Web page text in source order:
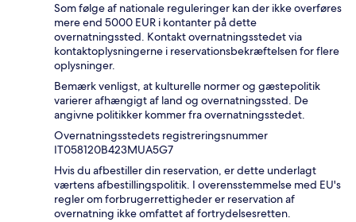
Som følge af nationale reguleringer kan der ikke overføres
mere end 5000 EUR i kontanter på dette
overnatningssted. Kontakt overnatningsstedet via
kontaktoplysningerne i reservationsbekræftelsen for flere
oplysninger.
Bemærk venligst, at kulturelle normer og gæstepolitik
varierer afhængigt af land og overnatningssted. De
angivne politikker kommer fra overnatningsstedet.
Overnatningsstedets registreringsnummer
IT058120B423MUA5G7
Hvis du afbestiller din reservation, er dette underlagt
værtens afbestillingspolitik. I overensstemmelse med EU's
regler om forbrugerrettigheder er reservation af
overnatning ikke omfattet af fortrydelsesretten.